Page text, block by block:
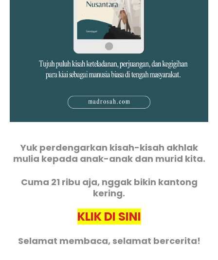
Yuk perdengarkan kisah-kisah akhlak
mulia kepada anak-anak dan murid kita.
Cuma 21 ribu aja, nggak bikin kantong
kering.
KLIK DI SINI
Selamat membaca, selamat bercerita!